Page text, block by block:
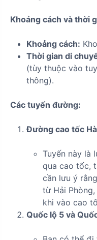
Khoảng cách và thời
Khoảng cách:
Thời gian di
(tùy thuộc vào
thông).
Các tuyến đường:
Đường cao tốc
Tuyến này là
qua cao tốc,
cần lưu ý
từ Hải
khi vào cao
Quốc lộ 5 và